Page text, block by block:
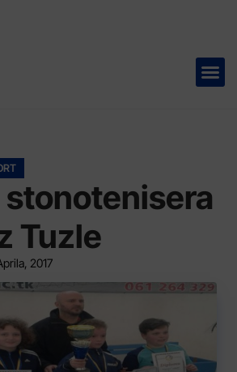
stonotenisera
Tuzle
2017